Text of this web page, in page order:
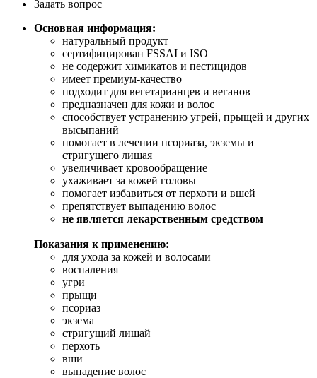
Задать вопрос
Основная информация:
натуральный продукт
сертифицирован FSSAI и ISO
не содержит химикатов и пестицидов
имеет премиум-качество
подходит для вегетарианцев и веганов
предназначен для кожи и волос
способствует устранению угрей, прыщей и других
высыпаний
помогает в лечении псориаза, экземы и
стригущего лишая
увеличивает кровообращение
ухаживает за кожей головы
помогает избавиться от перхоти и вшей
препятствует выпадению волос
не является лекарственным средством
Показания к применению:
для ухода за кожей и волосами
воспаления
угри
прыщи
псориаз
экзема
стригущий лишай
перхоть
вши
выпадение волос